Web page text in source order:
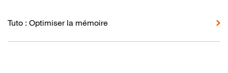
Tuto : Optimiser la mémoire